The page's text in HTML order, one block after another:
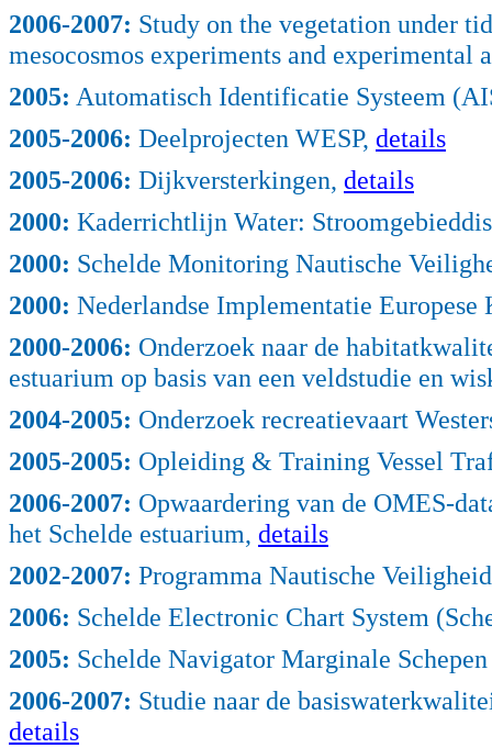
2006-2007: Study on the vegetation under
mesocosmos experiments and experimental
2005: Automatisch Identificatie Systeem
2005-2006: Deelprojecten WESP, details
2005-2006: Dijkversterkingen, details
2000: Kaderrichtlijn Water:
2000: Schelde Monitoring Nautische
2000: Nederlandse Implementatie
2000-2006: Onderzoek naar de
estuarium op basis van een veldstudie en
2004-2005: Onderzoek recreatievaart
2005-2005: Opleiding & Training Vessel
2006-2007: Opwaardering van de OMES-
het Schelde estuarium, details
2002-2007: Programma Nautische
2006: Schelde Electronic Chart System
2005: Schelde Navigator Marginale
2006-2007: Studie naar de
details